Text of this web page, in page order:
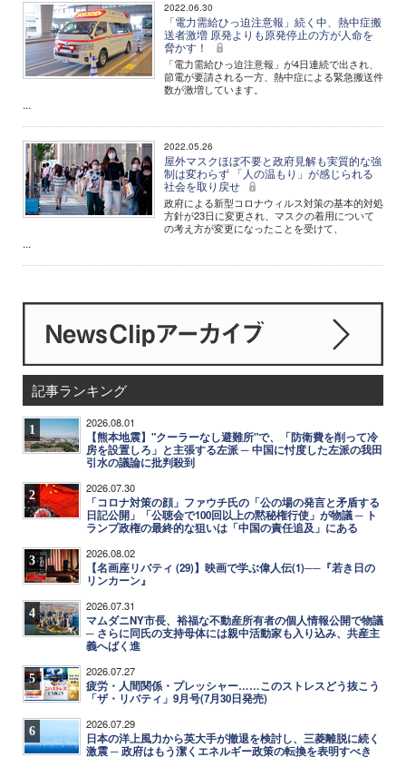
2022.06.30
「電力需給ひっ迫注意報」続く中、熱中症搬
送者激増 原発よりも原発停止の方が人命を
脅かす！
「電力需給ひっ迫注意報」が4日連続で出され、
節電が要請される一方、熱中症による緊急搬送件
数が激増しています。
...
2022.05.26
屋外マスクほぼ不要と政府見解も実質的な強
制は変わらず 「人の温もり」が感じられる
社会を取り戻せ
政府による新型コロナウィルス対策の基本的対処
方針が23日に変更され、マスクの着用について
の考え方が変更になったことを受けて、
...
記事ランキング
1 2026.08.01
【熊本地震】"クーラーなし避難所"で、「防衛費を削って冷
房を設置しろ」と主張する左派 ─ 中国に忖度した左派の我田
引水の議論に批判殺到
2 2026.07.30
「コロナ対策の顔」ファウチ氏の「公の場の発言と矛盾する
日記公開」「公聴会で100回以上の黙秘権行使」が物議 ─ ト
ランプ政権の最終的な狙いは「中国の責任追及」にある
3 2026.08.02
【名画座リバティ (29)】映画で学ぶ偉人伝(1)──『若き日の
リンカーン』
4 2026.07.31
マムダニNY市長、裕福な不動産所有者の個人情報公開で物議
─ さらに同氏の支持母体には親中活動家も入り込み、共産主
義へばく進
5 2026.07.27
疲労・人間関係・プレッシャー……このストレスどう抜こう
「ザ・リバティ」9月号(7月30日発売)
6 2026.07.29
日本の洋上風力から英大手が撤退を検討し、三菱離脱に続く
激震 ─ 政府はもう潔くエネルギー政策の転換を表明すべき